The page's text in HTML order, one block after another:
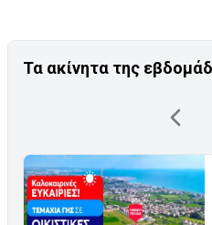
Τα ακίνητα της